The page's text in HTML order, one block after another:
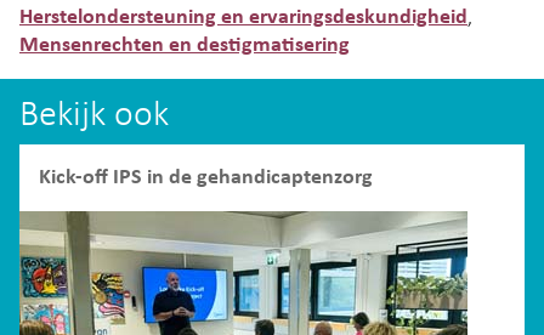
Herstelondersteuning en ervaringsdeskundigheid ,
Mensenrechten en destigmatisering
Bekijk ook
Kick-off IPS in de gehandicaptenzorg